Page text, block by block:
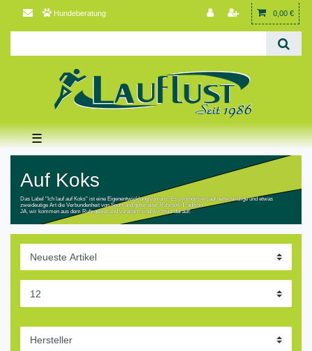
Hundeberatung 0,00 €
☰
Auf Koks
Das Label "Ich lauf auf Koks" ist eine Eigenentwicklung von uns. Es symbolisiert auf nette, witzige und etwas
zweideutige Art die Verbundenheit von Sport und guter alter Ruhrpott-Tradition.
JA, wir kommen aus dem Ruhrgebiet und vorallem sind wir stolz darauf!